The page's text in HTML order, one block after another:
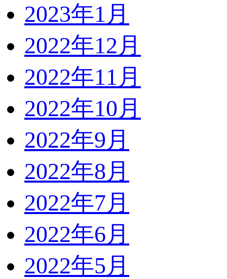
2023年1月
2022年12月
2022年11月
2022年10月
2022年9月
2022年8月
2022年7月
2022年6月
2022年5月